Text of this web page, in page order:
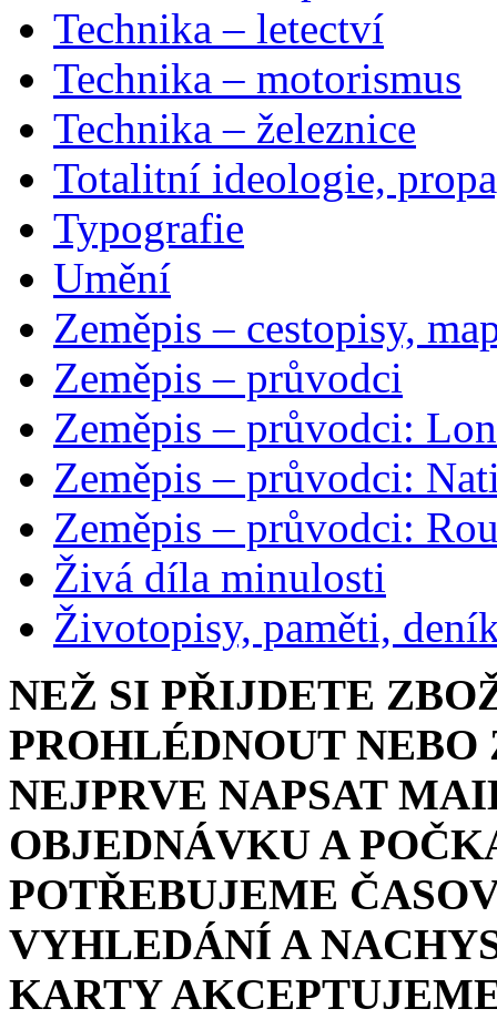
Technika – letectví
Technika – motorismus
Technika – železnice
Totalitní ideologie,
Typografie
Umění
Zeměpis – cestopisy,
Zeměpis – průvodci
Zeměpis – průvodci:
Zeměpis – průvodci:
Zeměpis – průvodci:
Živá díla minulosti
Životopisy, paměti,
NEŽ SI PŘIJDETE
PROHLÉDNOUT
NEJPRVE NAPSAT
OBJEDNÁVKU A
POTŘEBUJEME
VYHLEDÁNÍ A
KARTY